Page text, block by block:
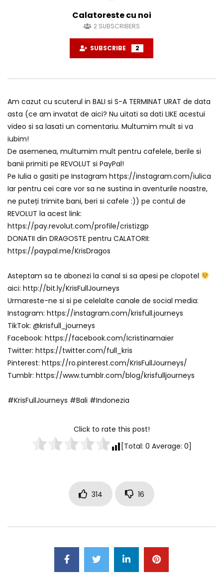
Calatoreste cu noi
2 SUBSCRIBERS
SUBSCRIBE 2
Am cazut cu scuterul in BALI si S-A TERMINAT URAT de data
asta (ce am invatat de aici? Nu uitati sa dati LIKE acestui
video si sa lasati un comentariu. Multumim mult si va
iubim!
De asemenea, multumim mult pentru cafelele, berile si
banii primiti pe REVOLUT si PayPal!
Pe Iulia o gasiti pe Instagram https://instagram.com/iulica
Iar pentru cei care vor sa ne sustina in aventurile noastre,
ne puteți trimite bani, beri si cafele :)) pe contul de
REVOLUT la acest link:
https://pay.revolut.com/profile/cristizgp
DONATII din DRAGOSTE pentru CALATORII:
https://paypal.me/KrisDragos
Asteptam sa te abonezi la canal si sa apesi pe clopotel
aici: http://bit.ly/KrisFullJourneys
Urmareste-ne si si pe celelalte canale de social media:
Instagram: https://instagram.com/krisfull.journeys
TikTok: @krisfull_journeys
Facebook: https://facebook.com/Icristinamaier
Twitter: https://twitter.com/full_kris
Pinterest: https://ro.pinterest.com/KrisFullJourneys/
Tumblr: https://www.tumblr.com/blog/krisfulljourneys
#KrisFullJourneys #Bali #Indonezia
Click to rate this post!
[Total: 0 Average: 0]
314 16